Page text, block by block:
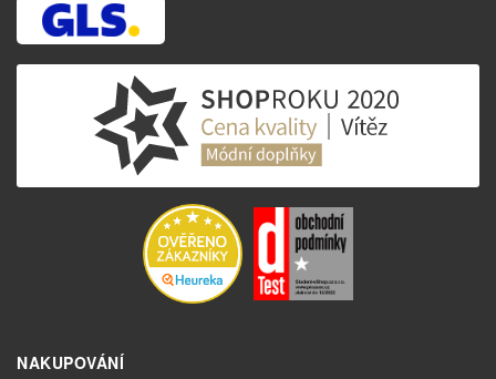
NAKUPOVÁNÍ